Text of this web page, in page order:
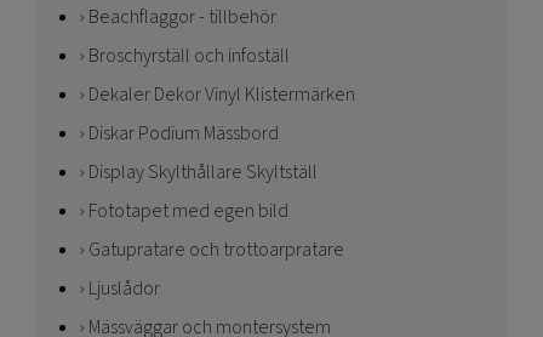
Beachflaggor - tillbehör
Broschyrställ och infoställ
Dekaler Dekor Vinyl Klistermärken
Diskar Podium Mässbord
Display Skylthållare Skyltställ
Fototapet med egen bild
Gatupratare och trottoarpratare
Ljuslådor
Mässväggar och montersystem